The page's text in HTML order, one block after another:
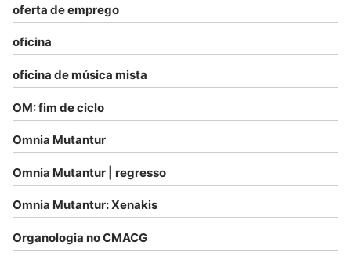
oferta de emprego
oficina
oficina de música mista
OM: fim de ciclo
Omnia Mutantur
Omnia Mutantur | regresso
Omnia Mutantur: Xenakis
Organologia no CMACG